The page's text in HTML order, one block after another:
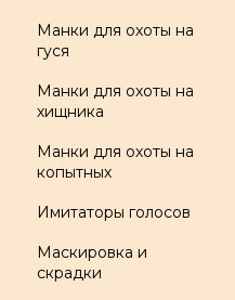
Манки для охоты на
гуся
Манки для охоты на
хищника
Манки для охоты на
копытных
Имитаторы голосов
Маскировка и
скрадки